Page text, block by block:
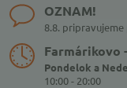
OZNAM!
8.8.
Farmárikovo
Pondelok a
10:00 - 20:00